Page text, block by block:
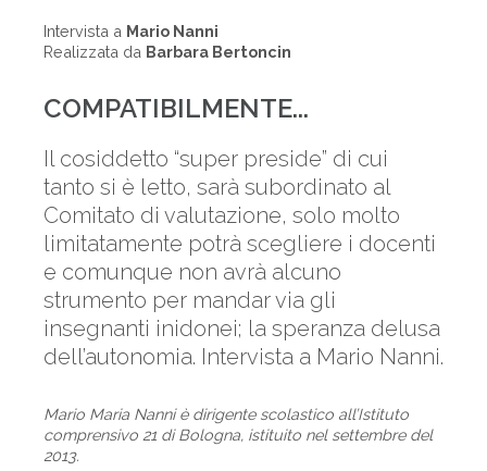
Intervista a Mario Nanni
Realizzata da Barbara Bertoncin
COMPATIBILMENTE...
Il cosiddetto “super preside” di cui
tanto si è letto, sarà subordinato al
Comitato di valutazione, solo molto
limitatamente potrà scegliere i docenti
e comunque non avrà alcuno
strumento per mandar via gli
insegnanti inidonei; la speranza delusa
dell’autonomia. Intervista a Mario Nanni.
Mario Maria Nanni è dirigente scolastico all’Istituto
comprensivo 21 di Bologna, istituito nel settembre del
2013.